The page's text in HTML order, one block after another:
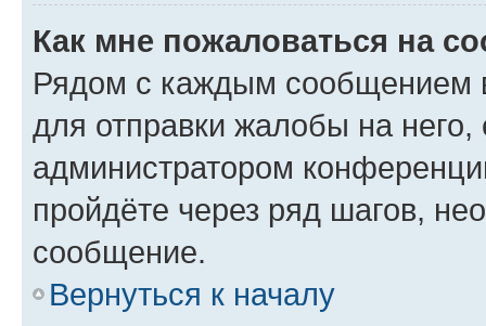
Как мне пожаловаться на
Рядом с каждым сообщением
для отправки жалобы на
администратором
пройдёте через ряд шагов,
сообщение.
Вернуться к началу